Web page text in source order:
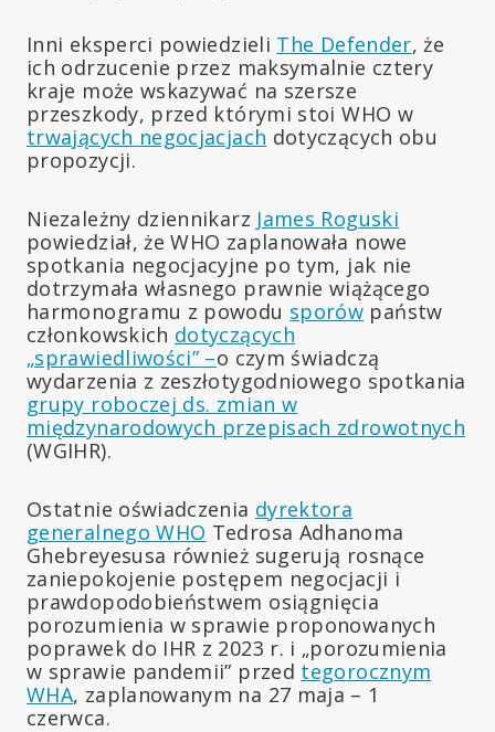
Inni eksperci powiedzieli The Defender, że
ich odrzucenie przez maksymalnie cztery
kraje może wskazywać na szersze
przeszkody, przed którymi stoi WHO w
trwających negocjacjach dotyczących obu
propozycji.
Niezależny dziennikarz James Roguski
powiedział, że WHO zaplanowała nowe
spotkania negocjacyjne po tym, jak nie
dotrzymała własnego prawnie wiążącego
harmonogramu z powodu sporów państw
członkowskich dotyczących
„sprawiedliwości” –o czym świadczą
wydarzenia z zeszłotygodniowego spotkania
grupy roboczej ds. zmian w
międzynarodowych przepisach zdrowotnych
(WGIHR).
Ostatnie oświadczenia dyrektora
generalnego WHO Tedrosa Adhanoma
Ghebreyesusa również sugerują rosnące
zaniepokojenie postępem negocjacji i
prawdopodobieństwem osiągnięcia
porozumienia w sprawie proponowanych
poprawek do IHR z 2023 r. i „porozumienia
w sprawie pandemii” przed tegorocznym
WHA, zaplanowanym na 27 maja – 1
czerwca.